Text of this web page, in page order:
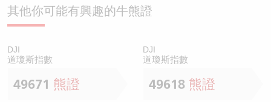
其他你可能有興趣的牛熊證
DJI
道瓊斯指數
49671 熊證
DJI
道瓊斯指數
49618 熊證